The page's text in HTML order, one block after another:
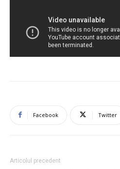
Facebook Twitter
Articolul precedent